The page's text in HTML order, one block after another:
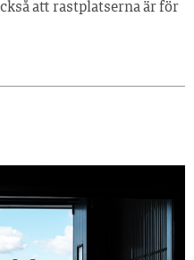
att rastplatserna är för